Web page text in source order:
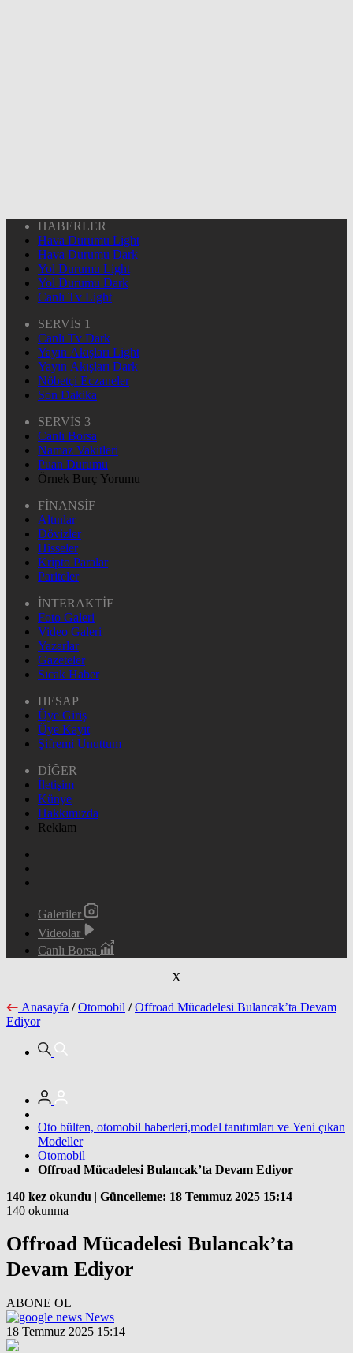
HABERLER
Hava Durumu Light
Hava Durumu Dark
Yol Durumu Light
Yol Durumu Dark
Canlı Tv Light
SERVİS 1
Canlı Tv Dark
Yayın Akışları Light
Yayın Akışları Dark
Nöbetçi Eczaneler
Son Dakika
SERVİS 3
Canlı Borsa
Namaz Vakitleri
Puan Durumu
Örnek Burç Yorumu
FİNANSİF
Altınlar
Dövizler
Hisseler
Kripto Paralar
Pariteler
İNTERAKTİF
Foto Galeri
Video Galeri
Yazarlar
Gazeteler
Sıcak Haber
HESAP
Üye Giriş
Üye Kayıt
Şifremi Unuttum
DİĞER
İletişim
Künye
Hakkımızda
Reklam
Galeriler
Videolar
Canlı Borsa
X
Anasayfa / Otomobil / Offroad Mücadelesi Bulancak’ta Devam
Ediyor
Oto bülten, otomobil haberleri,model tanıtımları ve Yeni çıkan
Modeller
Otomobil
Offroad Mücadelesi Bulancak’ta Devam Ediyor
140 kez okundu | Güncelleme: 18 Temmuz 2025 15:14
140 okunma
Offroad Mücadelesi Bulancak’ta
Devam Ediyor
ABONE OL
News
18 Temmuz 2025 15:14